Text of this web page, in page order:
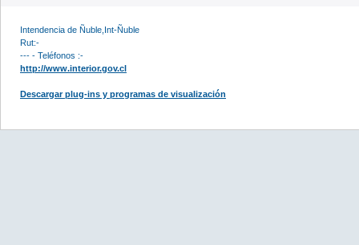
Intendencia de Ñuble,Int-Ñuble
Rut:-
--- - Teléfonos :-
http://www.interior.gov.cl
Descargar plug-ins y programas de visualización